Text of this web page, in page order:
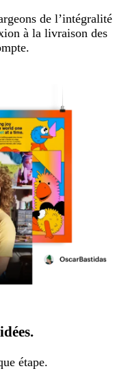
de l’intégralité
à la livraison des
étape.